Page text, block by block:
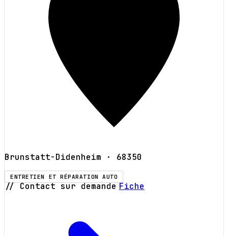
Brunstatt-Didenheim · 68350
ENTRETIEN ET RÉPARATION AUTO
// Contact sur demande Fiche